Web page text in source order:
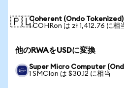
🇵🇱Coherent (Ondo Tokenized)
1 COHRon は zł 1,412.76 に相
他のRWAをUSDに変換
Super Micro Computer
1 SMCIon は $30.12 に相当